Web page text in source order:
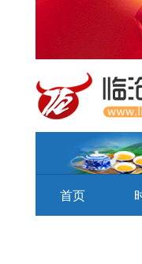
首页